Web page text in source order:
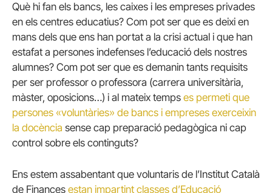
Què hi fan els bancs, les caixes i les empreses privades
en els centres educatius? Com pot ser que es deixi en
mans dels que ens han portat a la crisi actual i que han
estafat a persones indefenses l’educació dels nostres
alumnes? Com pot ser que es demanin tants requisits
per ser professor o professora (carrera universitària,
màster, oposicions…) i al mateix temps es permeti que
persones «voluntàries» de bancs i empreses exerceixin
la docència sense cap preparació pedagògica ni cap
control sobre els continguts?
Ens estem assabentant que voluntaris de l’Institut Català
de Finances estan impartint classes d’Educació